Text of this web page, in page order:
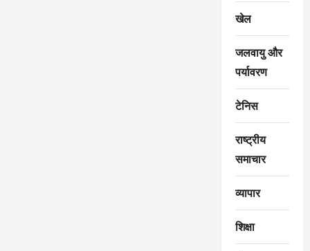
खेल
जलवायु और
पर्यावरण
टेनिस
राष्ट्रीय
समाचार
व्यापार
शिक्षा